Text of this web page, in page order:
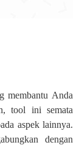
membantu Anda
tool ini semata
aspek lainnya.
dengan